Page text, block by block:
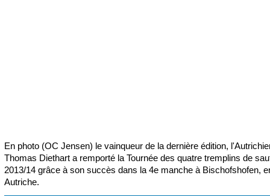
En photo (OC Jensen) le vainqueur de la dernière édition,
Thomas Diethart a remporté la Tournée des quatre tremplins de
2013/14 grâce à son succès dans la 4e manche à Bischofshofen,
Autriche.